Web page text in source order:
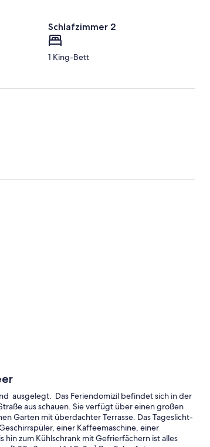
Schlafzimmer 2
1 King-Bett
ausgelegt. Das Feriendomizil befindet sich in der
aus schauen. Sie verfügt über einen großen
Garten mit überdachter Terrasse. Das Tageslicht-
einer Kaffeemaschine, einer
zum Kühlschrank mit Gefrierfächern ist alles